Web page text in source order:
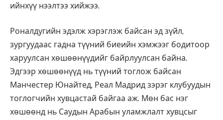
ийнхүү нээлтээ хийжээ.
Роналдугийн эдэлж хэрэглэж байсан эд зүйл,
зургуудаас гадна түүний биеийн хэмжээг бодитоор
харуулсан хөшөөнүүдийг байрлуулсан байна.
Эдгээр хөшөөнүүд нь түүний тоглож байсан
Манчестер Юнайтед, Реал Мадрид зэрэг клубуудын
тоглогчийн хувцастай байгаа аж. Мөн бас нэг
хөшөөнд нь Саудын Арабын уламжлалт хувцсыг